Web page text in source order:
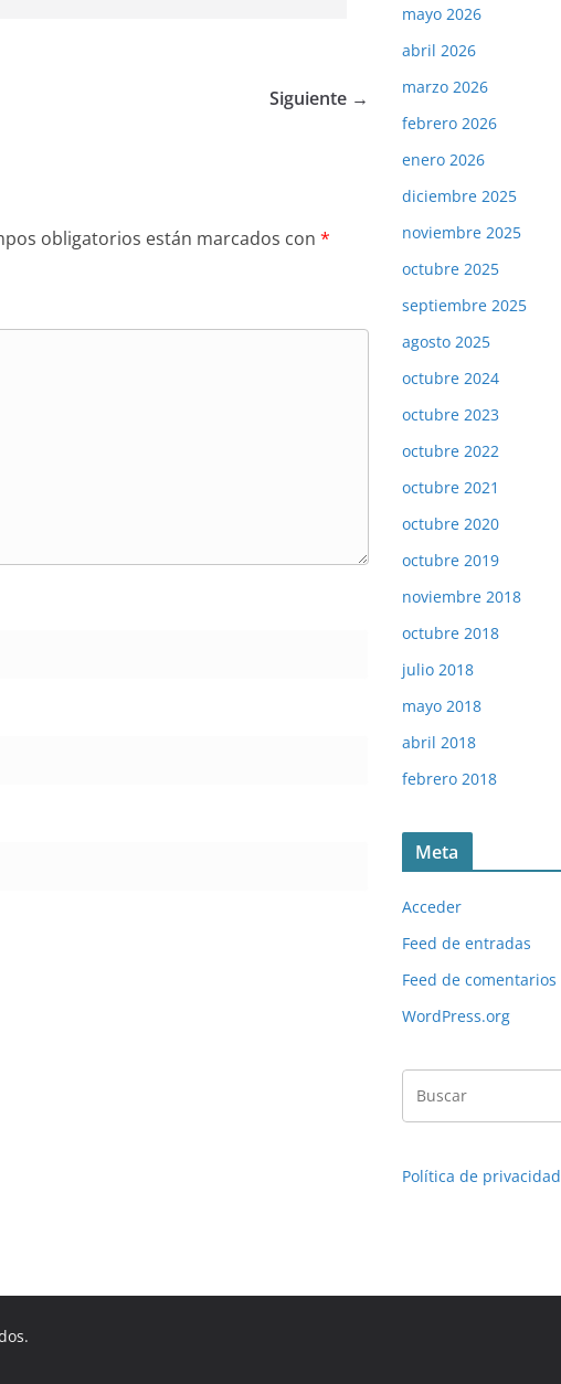
Siguiente →
obligatorios están marcados con *
mayo 2026
abril 2026
marzo 2026
febrero 2026
enero 2026
diciembre 2025
noviembre 2025
octubre 2025
septiembre 2025
agosto 2025
octubre 2024
octubre 2023
octubre 2022
octubre 2021
octubre 2020
octubre 2019
noviembre 2018
octubre 2018
julio 2018
mayo 2018
abril 2018
febrero 2018
Meta
Acceder
Feed de entradas
Feed de comentarios
WordPress.org
Política de privacidad